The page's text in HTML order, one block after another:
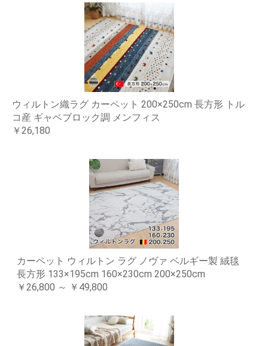
ウィルトン織ラグ カーペット 200×250cm 長方形 トル
コ産 ギャベブロック調 メンフィス
￥26,180
カーペット ウィルトン ラグ ノヴァ ベルギー製 絨毯
長方形 133×195cm 160×230cm 200×250cm
￥26,800 ～ ￥49,800